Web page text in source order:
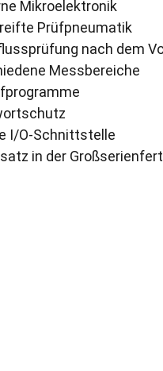
Mikroelektronik
Prüfpneumatik
nach dem
Messbereiche
I/O-Schnittstelle
in der